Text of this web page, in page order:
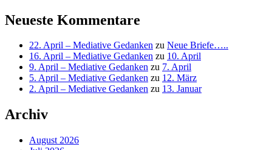
Neueste Kommentare
22. April – Mediative Gedanken zu Neue Briefe…..
16. April – Mediative Gedanken zu 10. April
9. April – Mediative Gedanken zu 7. April
5. April – Mediative Gedanken zu 12. März
2. April – Mediative Gedanken zu 13. Januar
Archiv
August 2026